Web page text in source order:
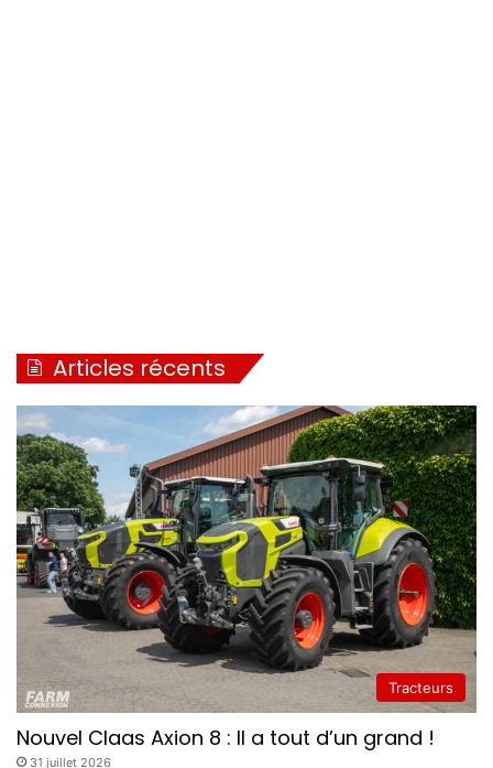
Articles récents
Tracteurs
Nouvel Claas Axion 8 : Il a tout d’un grand !
31 juillet 2026